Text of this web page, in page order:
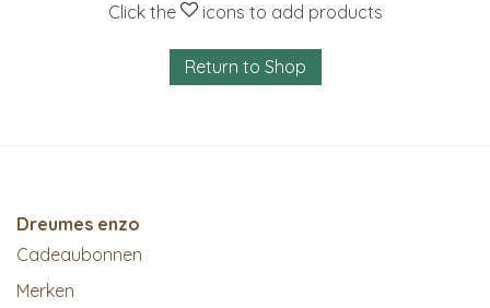
Click the icons to add products
Return to Shop
Dreumes enzo
Cadeaubonnen
Merken